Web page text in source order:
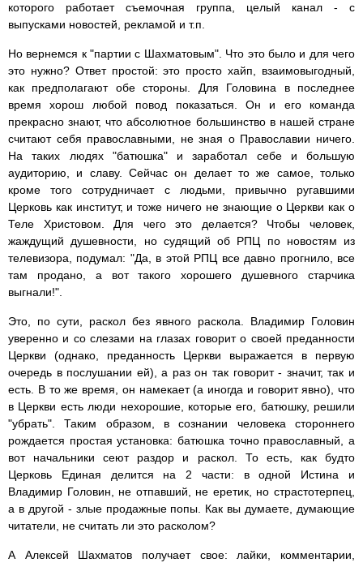
которого работает съемочная группа, целый канал - с
выпусками новостей, рекламой и т.п.
Но вернемся к "партии с Шахматовым". Что это было и для чего
это нужно? Ответ простой: это просто хайп, взаимовыгодный,
как предполагают обе стороны. Для Головина в последнее
время хорош любой повод показаться. Он и его команда
прекрасно знают, что абсолютное большинство в нашей стране
считают себя православными, не зная о Православии ничего.
На таких людях "батюшка" и заработал себе и большую
аудиторию, и славу. Сейчас он делает то же самое, только
кроме того сотрудничает с людьми, привычно ругавшими
Церковь как институт, и тоже ничего не знающие о Церкви как о
Теле Христовом. Для чего это делается? Чтобы человек,
жаждущий душевности, но судящий об РПЦ по новостям из
телевизора, подумал: "Да, в этой РПЦ все давно прогнило, все
там продано, а вот такого хорошего душевного старчика
выгнали!".
Это, по сути, раскол без явного раскола. Владимир Головин
уверенно и со слезами на глазах говорит о своей преданности
Церкви (однако, преданность Церкви выражается в первую
очередь в послушании ей), а раз он так говорит - значит, так и
есть. В то же время, он намекает (а иногда и говорит явно), что
в Церкви есть люди нехорошие, которые его, батюшку, решили
"убрать". Таким образом, в сознании человека стороннего
рождается простая установка: батюшка точно православный, а
вот начальники сеют раздор и раскол. То есть, как будто
Церковь Единая делится на 2 части: в одной Истина и
Владимир Головин, не отпавший, не еретик, но страстотерпец,
а в другой - злые продажные попы. Как вы думаете, думающие
читатели, не считать ли это расколом?
А Алексей Шахматов получает свое: лайки, комментарии,